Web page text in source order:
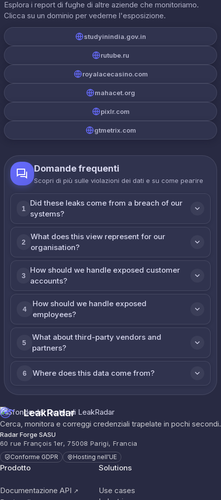
Esplora i report di fughe di altre aziende che monitoriamo.
Clicca su un dominio per vederne l'esposizione.
studyinindia.gov.in
rutube.ru
royalacecasino.com
mahacet.org
pixlr.com
gtmetrix.com
Domande frequenti
Scopri di più sulle violazioni dei dati e su come реагire
1
Did these leaks come from a breach of our
systems?
2
What does this view represent for our
organisation?
3
How should we handle exposed customer
accounts?
4
How should we handle exposed
employees?
5
What about third-party vendors and
partners?
6 Where does this data come from?
LeakRadar
Cerca, monitora e correggi credenziali trapelate in pochi secondi.
Radar Forge SASU
60 rue François 1er, 75008 Parigi, Francia
Conforme GDPR Hosting nell'UE
Prodotto
Documentazione API ↗
Solutions
Use cases